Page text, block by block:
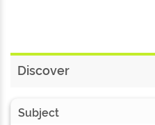
Discover
Subject